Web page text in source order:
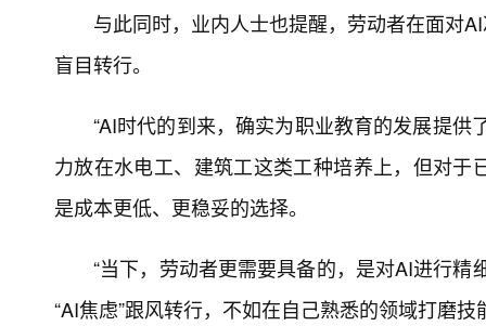
与此同时，业内人士也提醒，劳动者在面对
盲目转行。
“AI时代的到来，确实为职业教育的发展提
力放在水电工、建筑工这类工种培养上，但对
是成本更低、更稳妥的选择。
“当下，劳动者更需要具备的，是对AI进行
“AI焦虑”跟风转行，不如在自己熟悉的领域打磨